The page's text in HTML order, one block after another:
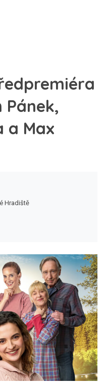
Pánek,
a Max
Hradiště